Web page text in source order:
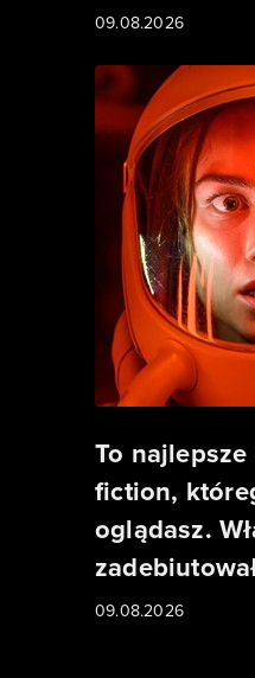
09.08.2026
To
fiction,
oglądasz.
09.08.2026